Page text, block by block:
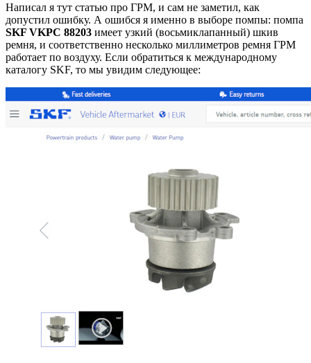
Написал я тут статью про ГРМ, и сам не заметил, как
допустил ошибку. А ошибся я именно в выборе помпы: помпа
SKF VKPC 88203 имеет узкий (восьмиклапанный) шкив
ремня, и соответственно несколько миллиметров ремня ГРМ
работает по воздуху. Если обратиться к международному
каталогу SKF, то мы увидим следующее: